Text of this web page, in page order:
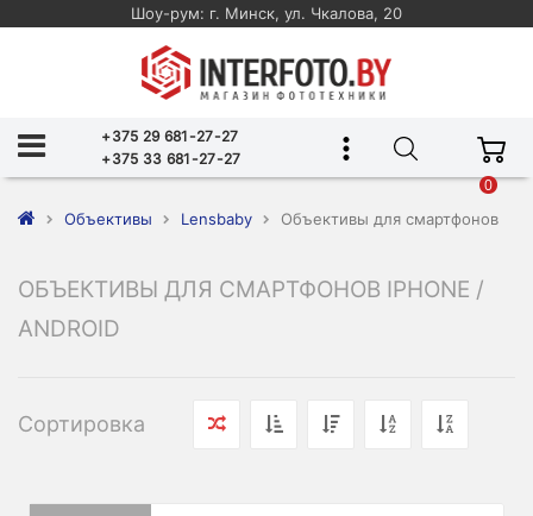
Шоу-рум: г. Минск, ул. Чкалова, 20
+375 29 681-27-27
+375 33 681-27-27
0
Объективы Lensbaby Объективы для смартфонов
ОБЪЕКТИВЫ ДЛЯ СМАРТФОНОВ IPHONE /
ANDROID
Сортировка